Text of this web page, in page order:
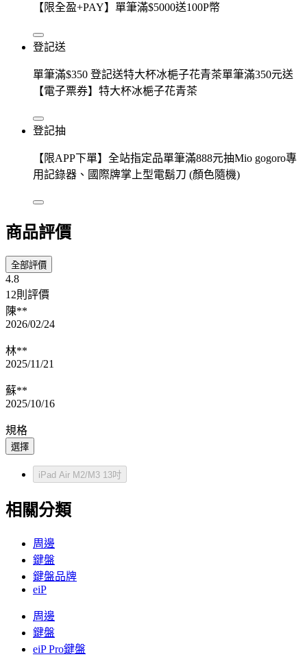
【限全盈+PAY】單筆滿$5000送100P幣
登記送
單筆滿$350 登記送特大杯冰梔子花青茶單筆滿350元送
【電子票券】特大杯冰梔子花青茶
登記抽
【限APP下單】全站指定品單筆滿888元抽Mio gogoro專
用記錄器、國際牌掌上型電鬍刀 (顏色隨機)
商品評價
全部評價
4.8
12則評價
陳**
2026/02/24
林**
2025/11/21
蘇**
2025/10/16
規格
選擇
iPad Air M2/M3 13吋
相關分類
周邊
鍵盤
鍵盤品牌
eiP
周邊
鍵盤
eiP Pro鍵盤